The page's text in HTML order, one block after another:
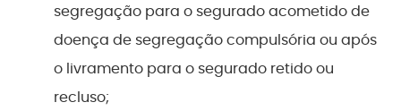
segregação para o segurado acometido de
doença de segregação compulsória ou após
o livramento para o segurado retido ou
recluso;